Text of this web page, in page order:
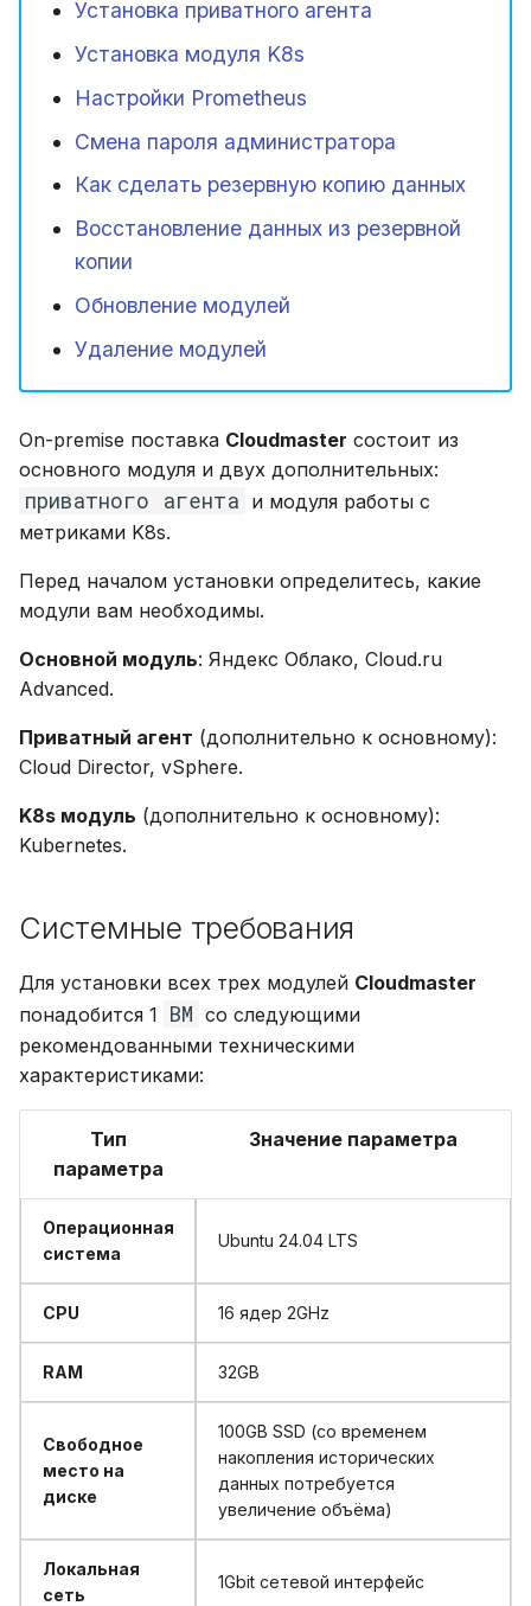
администратора
Как сделать резервную
Восстановление данных из
резервной копии
Удаление модулей
Кластер Kubernetes (On-
Глоссарий
Роли FinOps
Установка приватного агента
Установка модуля K8s
Настройки Prometheus
Смена пароля администратора
Как сделать резервную копию данных
Восстановление данных из резервной
копии
Обновление модулей
Удаление модулей
On-premise поставка Cloudmaster состоит из
основного модуля и двух дополнительных:
приватного агента и модуля работы с
метриками K8s.
Перед началом установки определитесь, какие
модули вам необходимы.
Основной модуль: Яндекс Облако, Cloud.ru
Advanced.
Приватный агент (дополнительно к основному):
Cloud Director, vSphere.
K8s модуль (дополнительно к основному):
Kubernetes.
Системные требования
Для установки всех трех модулей Cloudmaster
понадобится 1 ВМ со следующими
рекомендованными техническими
характеристиками:
Тип
параметра
Значение параметра
Операционная
система
Ubuntu 24.04 LTS
CPU 16 ядер 2GHz
RAM 32GB
Свободное
место на
диске
100GB SSD (со временем
накопления исторических
данных потребуется
увеличение объёма)
Локальная
сеть
1Gbit сетевой интерфейс